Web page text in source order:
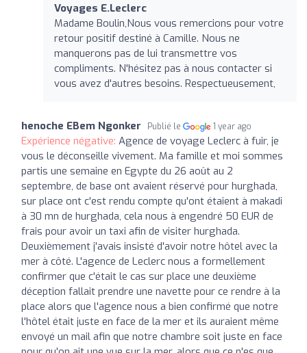
Voyages E.Leclerc
Madame Boulin,Nous vous remercions pour votre
retour positif destiné à Camille. Nous ne
manquerons pas de lui transmettre vos
compliments. N'hésitez pas à nous contacter si
vous avez d'autres besoins. Respectueusement,
henoche EBem Ngonker Publié le 1 year ago
Expérience négative: Agence de voyage Leclerc à fuir, je
vous le déconseille vivement. Ma famille et moi sommes
partis une semaine en Egypte du 26 août au 2
septembre, de base ont avaient réservé pour hurghada,
sur place ont c'est rendu compte qu'ont étaient à makadi
à 30 mn de hurghada, cela nous à engendré 50 EUR de
frais pour avoir un taxi afin de visiter hurghada.
Deuxièmement j'avais insisté d'avoir notre hôtel avec la
mer à côté. L'agence de Leclerc nous a formellement
confirmer que c'était le cas sur place une deuxième
déception fallait prendre une navette pour ce rendre à la
place alors que l'agence nous a bien confirmé que notre
l'hôtel était juste en face de la mer et ils auraient même
envoyé un mail afin que notre chambre soit juste en face